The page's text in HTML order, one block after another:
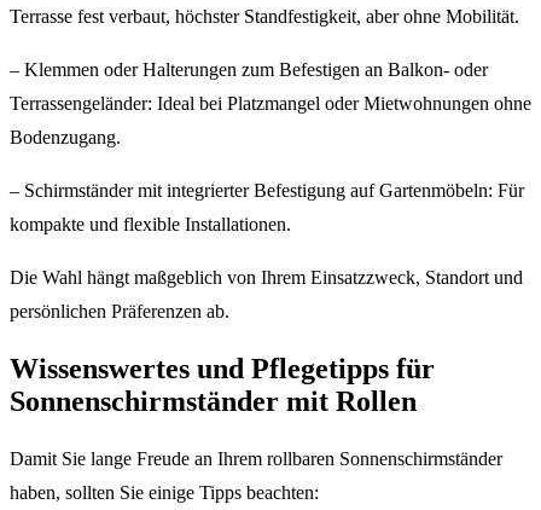
Terrasse fest verbaut, höchster Standfestigkeit, aber ohne Mobilität.
– Klemmen oder Halterungen zum Befestigen an Balkon- oder
Terrassengeländer: Ideal bei Platzmangel oder Mietwohnungen ohne
Bodenzugang.
– Schirmständer mit integrierter Befestigung auf Gartenmöbeln: Für
kompakte und flexible Installationen.
Die Wahl hängt maßgeblich von Ihrem Einsatzzweck, Standort und
persönlichen Präferenzen ab.
Wissenswertes und Pflegetipps für
Sonnenschirmständer mit Rollen
Damit Sie lange Freude an Ihrem rollbaren Sonnenschirmständer
haben, sollten Sie einige Tipps beachten: